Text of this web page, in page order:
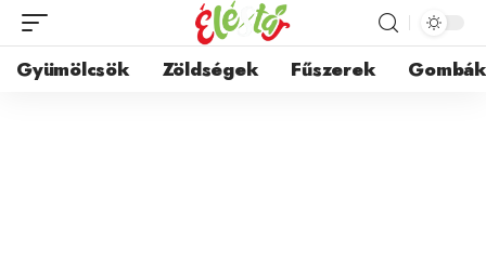
Gyümölcsök Zöldségek Fűszerek Gombák